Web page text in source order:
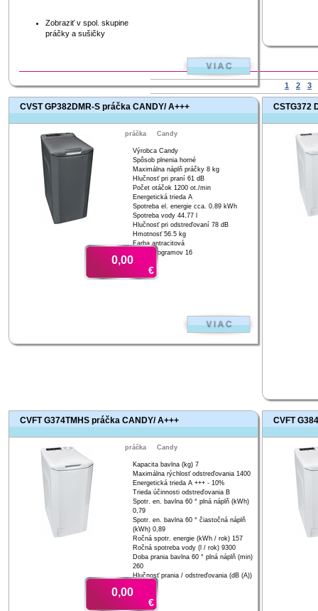
Zobraziť v spol. skupine
práčky a sušičky
CVST GP382DMR-S práčka CANDY/ A+++
práčka Candy
Výrobca Candy
Spôsob plnenia horné
Maximálna náplň práčky 8 kg
Hlučnosť pri praní 61 dB
Počet otáčok 1200 ot./min
Energetická trieda A
Spotreba el. energie cca. 0.89 kWh
Spotreba vody 44.77 l
Hlučnosť pri odstreďovaní 78 dB
Hmotnosť 56.5 kg
Farba antracitová
Počet programov 16
0,00
€
CSTG372
CVFT G374TMHS práčka CANDY/ A+++
práčka Candy
Kapacita bavlna (kg) 7
Maximálna rýchlosť odstreďovania 1400
Energetická trieda A +++ - 10%
Trieda účinnosti odstreďovania B
Spotr. en. bavlna 60 ° plná náplň (kWh)
0,79
Spotr. en. bavlna 60 ° čiastočná náplň
(kWh) 0,89
Ročná spotr. energie (kWh / rok) 157
Ročná spotreba vody (l / rok) 9300
Doba prania bavlna 60 ° plná náplň (min)
260
Hlučnosť prania / odstreďovania (dB (A))
0,00
€
CVFT
1 2 3